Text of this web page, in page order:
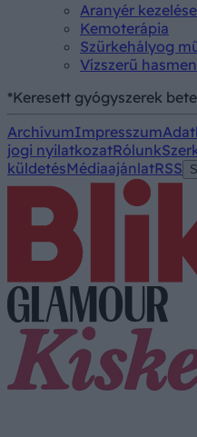
Aranyér kezelése
Kemoterápia
Szürkehályog
Vízszerű
*Keresett gyógyszerek
ArchívumImpresszum
jogi nyilatkozatRólunk
küldetésMédiaajánlatRSS